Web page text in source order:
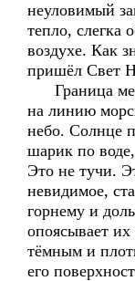
неуловимый
тепло, слегка
воздухе. Как
пришёл Свет
Граница
на линию
небо. Солнце
шарик по воде,
Это не тучи.
невидимое,
горнему и
опоясывает
тёмным и
его